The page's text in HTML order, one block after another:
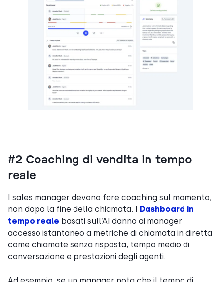
#2 Coaching di vendita in tempo
reale
I sales manager devono fare coaching sul momento,
non dopo la fine della chiamata. I
Dashboard in
tempo reale basati sull’AI danno ai manager
accesso istantaneo a metriche di chiamata in diretta
come chiamate senza risposta, tempo medio di
conversazione e prestazioni degli agenti.